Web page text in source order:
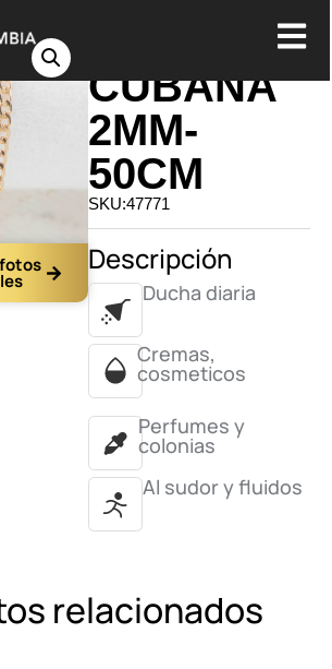
CUBANA
2MM-
50CM
SKU:47771
Descripción
Ducha diaria
Cremas,
cosmeticos
Perfumes y
colonias
Al sudor y fluidos
relacionados